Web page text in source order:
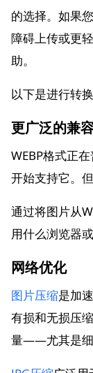
的选择。如果
障碍上传或更
助。
以下是进行转
更广泛的兼
WEBP格式正
开始支持它。
通过将图片从
用什么浏览器
网络优化
图片压缩是加
有损和无损压
量——尤其是细